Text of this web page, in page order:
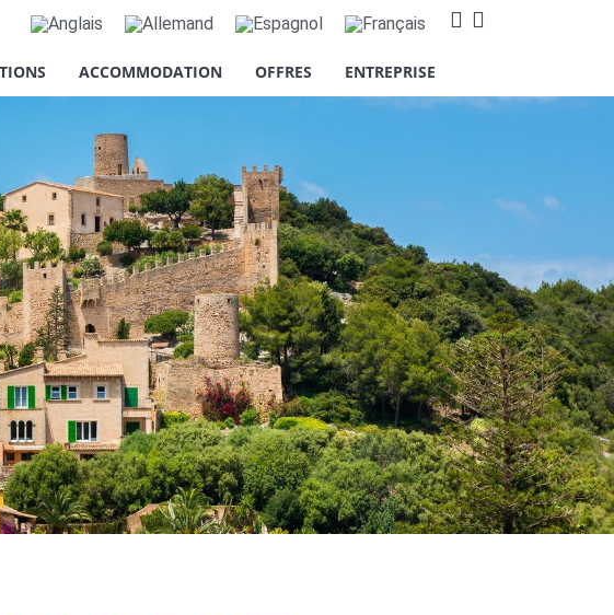
ACCOMMODATION OFFRES ENTREPRISE
ainsi que des cookies relatifs à l'amélioration
pour vous proposer des publicités basées sur
bouton "Tout accepter" ou "Refuser" ou, au
Pour plus d'informations, vous pouvez consulter